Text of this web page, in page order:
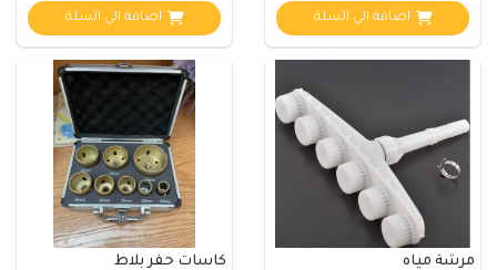
اضافة الي السلة اضافة الي السلة
مرشة مياه كاسات حفر بلاط